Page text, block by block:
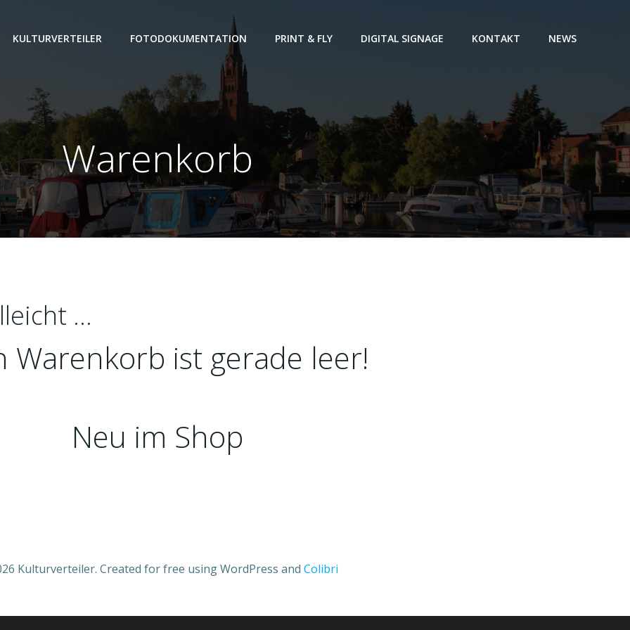
KULTURVERTEILER FOTODOKUMENTATION PRINT & FLY DIGITAL SIGNAGE KONTAKT NEWS
Warenkorb
…
Warenkorb ist gerade leer!
Neu im Shop
Kulturverteiler. Created for free using WordPress and Colibri